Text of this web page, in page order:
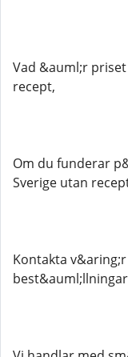
Vad &auml;r
recept,
Om du funderar
Sverige utan
Kontakta
best&auml;llningar